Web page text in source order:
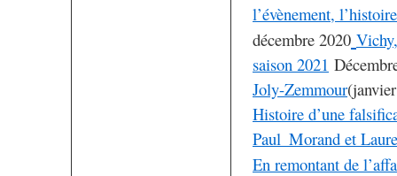
l’évènement,
décembre 2020
saison 2021
Joly-Zemmour
Histoire d’une
Paul_Morand et
En remontant de